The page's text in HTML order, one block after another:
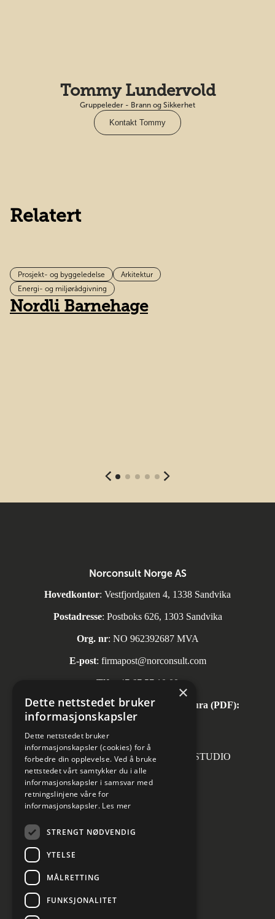
Tommy Lundervold
Gruppeleder - Brann og Sikkerhet
Kontakt Tommy
Relatert
Prosjekt- og byggeledelse
Arkitektur
Energi- og miljørådgivning
Nordli Barnehage
Norconsult Norge AS
Hovedkontor: Vestfjordgaten 4, 1338 Sandvika
Postadresse: Postboks 626, 1303 Sandvika
Org. nr: NO 962392687 MVA
E-post: firmapost@norconsult.com
Tlf: +47 67 57 10 00
Automatisk mottak av inngående faktura (PDF):
invoice.no@norconsult.com
Forsidefoto: RASMUS HJORTSHOJ STUDIO
Cookies innstillinger
×
Dette nettstedet bruker
informasjonskapsler
Dette nettstedet bruker
informasjonskapsler (cookies) for å
forbedre din opplevelse. Ved å bruke
nettstedet vårt samtykker du i alle
informasjonskapsler i samsvar med
retningslinjene våre for
informasjonskapsler. Les mer
STRENGT NØDVENDIG
YTELSE
MÅLRETTING
FUNKSJONALITET